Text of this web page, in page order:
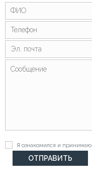
Я ознакомился и принимаю